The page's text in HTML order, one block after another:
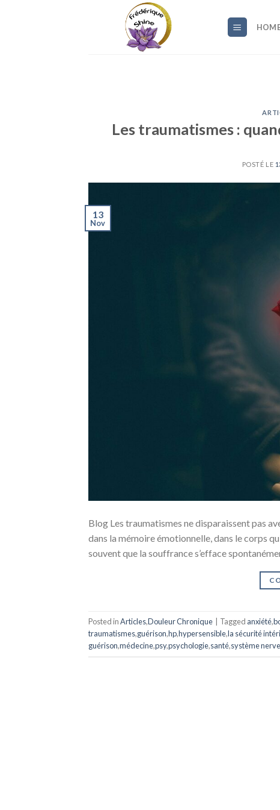
Les traumatismes :
POSTÉ LE
13
Nov
Blog Les traumatismes ne disparaissent pas
dans la mémoire émotionnelle, dans le corps
souvent que la souffrance s’efface
Posted inArticles,Douleur Chronique Tagged anxiété,
traumatismes,guérison,hp,hypersensible,la sécurité
guérison,médecine,psy,psychologie,santé,système